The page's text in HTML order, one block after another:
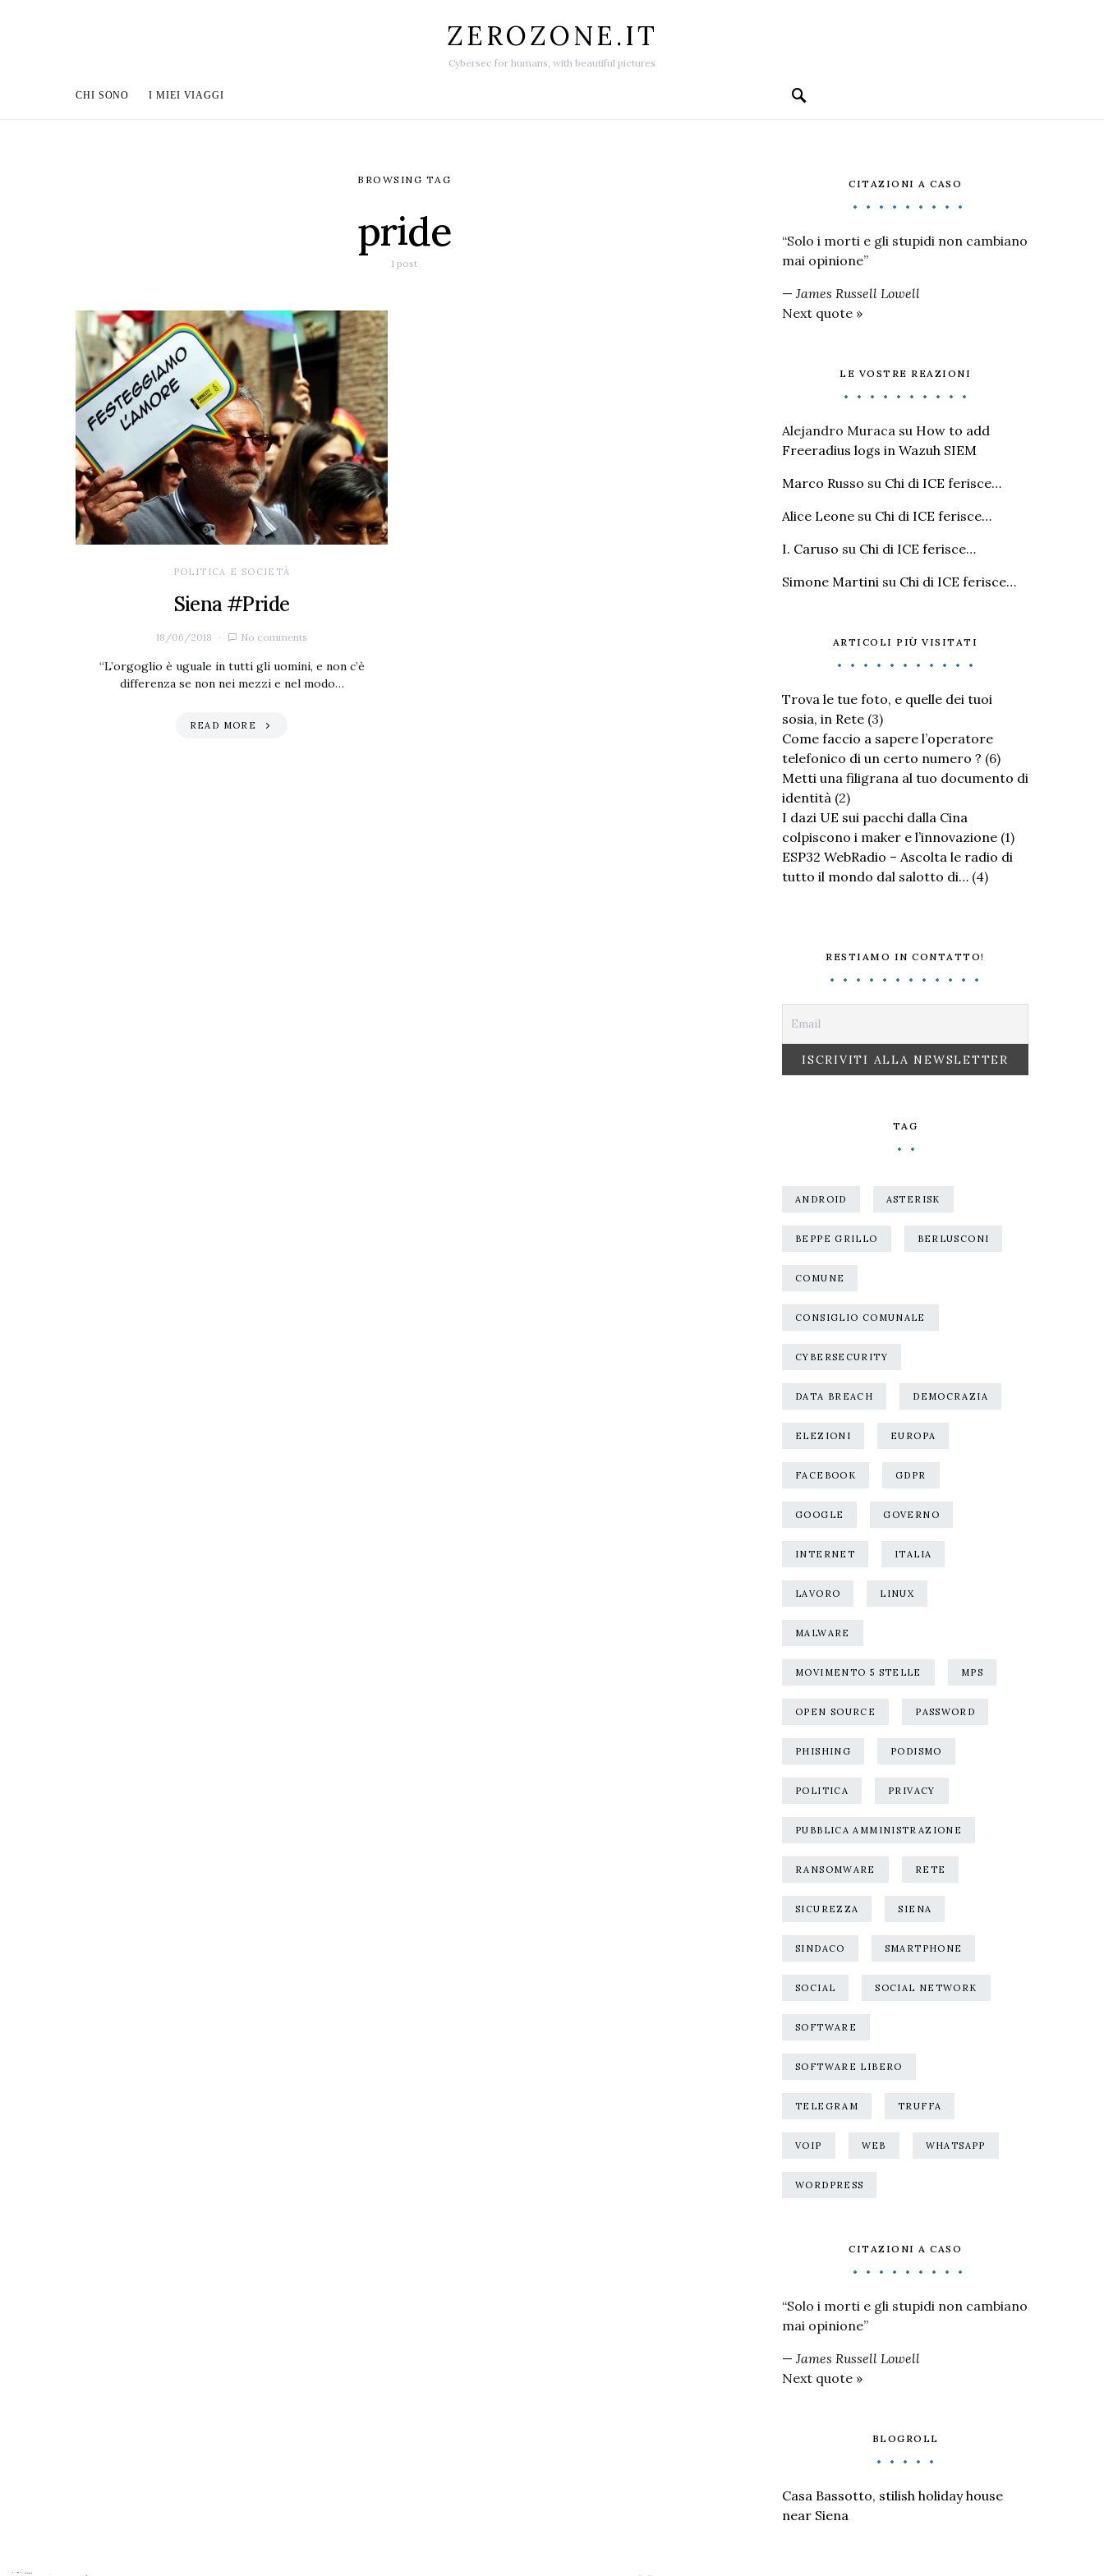
ZEROZONE.IT
Cybersec for humans, with beautiful pictures
CHI SONO I MIEI VIAGGI
BROWSING TAG
pride
1 post
POLITICA E SOCIETÀ
Siena #Pride
18/06/2018 No comments
“L’orgoglio è uguale in tutti gli uomini, e non c’è
differenza se non nei mezzi e nel modo…
READ MORE
CITAZIONI A CASO
“Solo i morti e gli stupidi non cambiano
mai opinione”
— James Russell Lowell
Next quote »
LE VOSTRE REAZIONI
Alejandro Muraca su How to add
Freeradius logs in Wazuh SIEM
Marco Russo su Chi di ICE ferisce…
Alice Leone su Chi di ICE ferisce…
I. Caruso su Chi di ICE ferisce…
Simone Martini su Chi di ICE ferisce…
ARTICOLI PIÙ VISITATI
Trova le tue foto, e quelle dei tuoi
sosia, in Rete (3)
Come faccio a sapere l’operatore
telefonico di un certo numero ? (6)
Metti una filigrana al tuo documento di
identità (2)
I dazi UE sui pacchi dalla Cina
colpiscono i maker e l’innovazione (1)
ESP32 WebRadio – Ascolta le radio di
tutto il mondo dal salotto di… (4)
RESTIAMO IN CONTATTO!
TAG
ANDROID ASTERISK
BEPPE GRILLO BERLUSCONI
COMUNE
CONSIGLIO COMUNALE
CYBERSECURITY
DATA BREACH DEMOCRAZIA
ELEZIONI EUROPA
FACEBOOK GDPR
GOOGLE GOVERNO
INTERNET ITALIA
LAVORO LINUX
MALWARE
MOVIMENTO 5 STELLE MPS
OPEN SOURCE PASSWORD
PHISHING PODISMO
POLITICA PRIVACY
PUBBLICA AMMINISTRAZIONE
RANSOMWARE RETE
SICUREZZA SIENA
SINDACO SMARTPHONE
SOCIAL SOCIAL NETWORK
SOFTWARE
SOFTWARE LIBERO
TELEGRAM TRUFFA
VOIP WEB WHATSAPP
WORDPRESS
CITAZIONI A CASO
“Solo i morti e gli stupidi non cambiano
mai opinione”
— James Russell Lowell
Next quote »
BLOGROLL
Casa Bassotto, stilish holiday house
near Siena